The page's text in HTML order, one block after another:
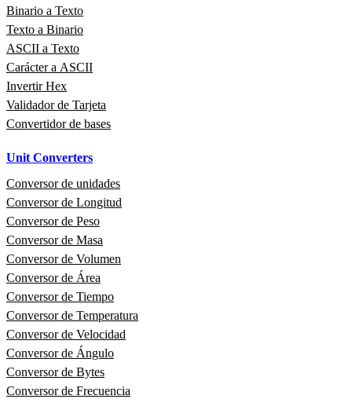
Binario a Texto
Texto a Binario
ASCII a Texto
Carácter a ASCII
Invertir Hex
Validador de Tarjeta
Convertidor de bases
Unit Converters
Conversor de unidades
Conversor de Longitud
Conversor de Peso
Conversor de Masa
Conversor de Volumen
Conversor de Área
Conversor de Tiempo
Conversor de Temperatura
Conversor de Velocidad
Conversor de Ángulo
Conversor de Bytes
Conversor de Frecuencia